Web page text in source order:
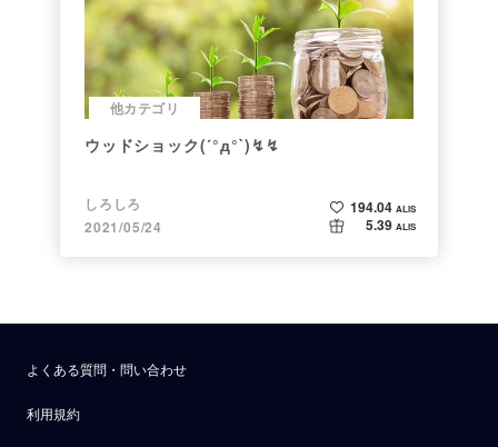
他カテゴリ
ウッドショック(´°д°`)↯↯
しろしろ
2021/05/24
194.04 ALIS
5.39 ALIS
よくある質問・問い合わせ
利用規約